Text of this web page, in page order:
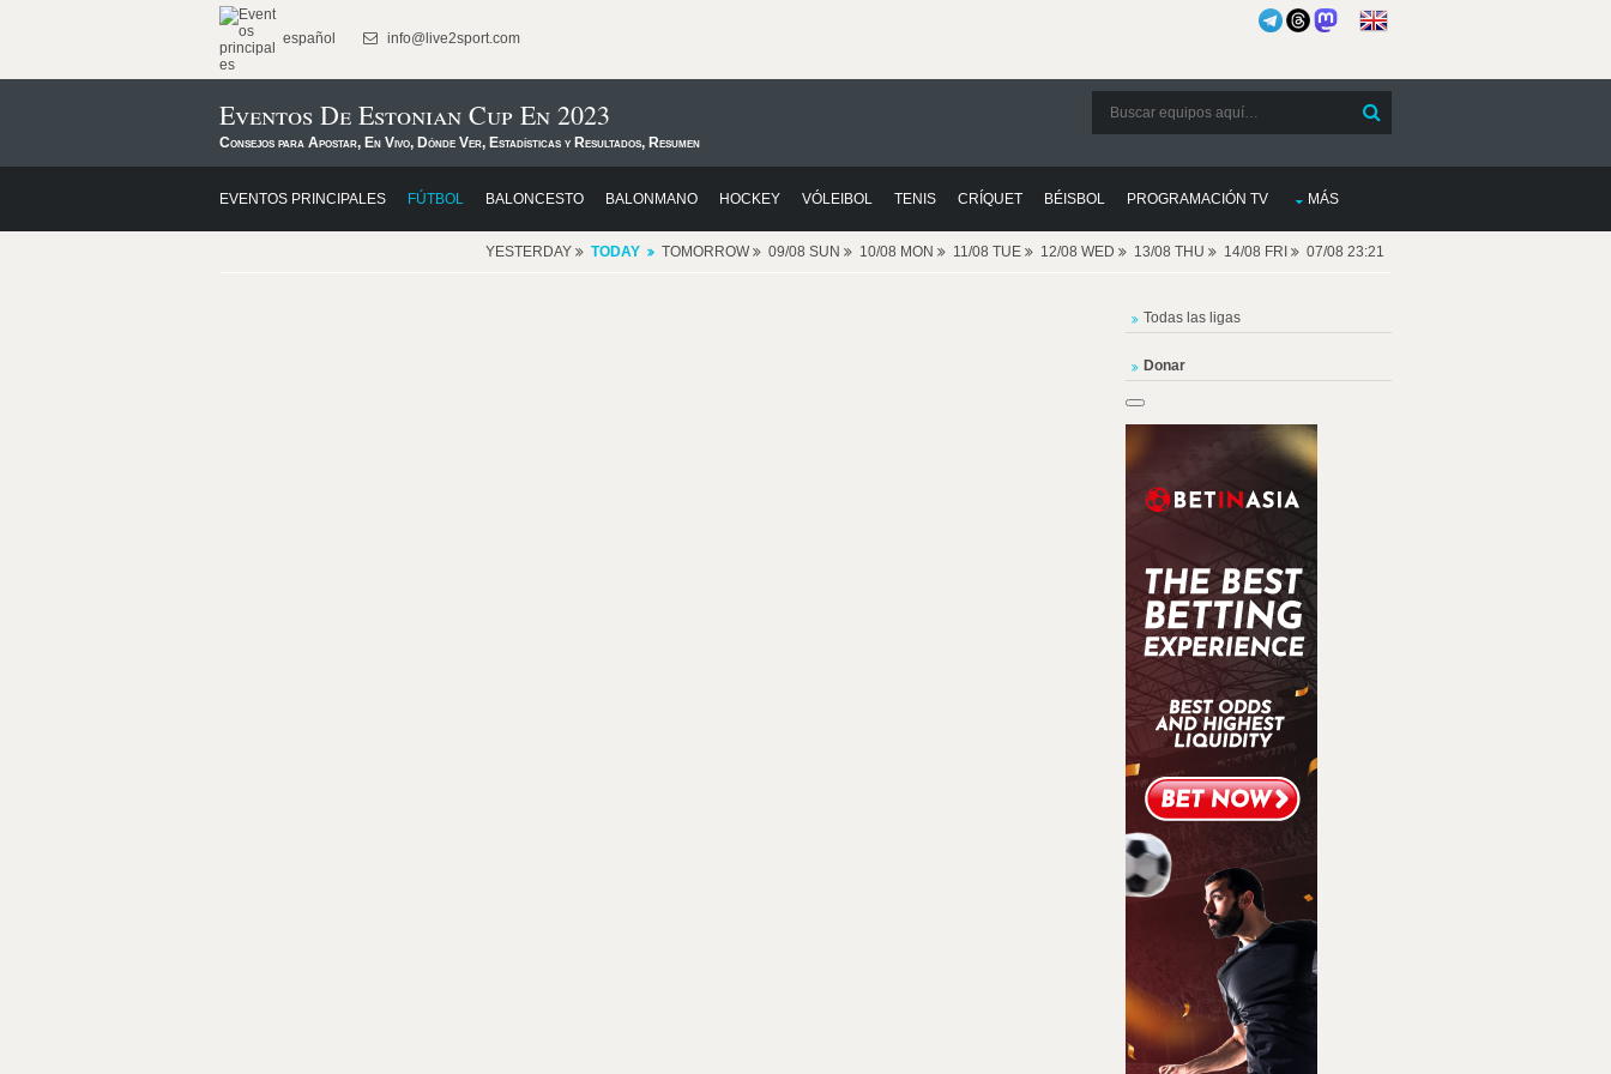
español info@live2sport.com
Eventos De Estonian Cup En 2023
Consejos para Apostar, En Vivo, Dónde Ver, Estadísticas y Resultados, Resumen
EVENTOS PRINCIPALES FÚTBOL BALONCESTO BALONMANO HOCKEY VÓLEIBOL TENIS CRÍQUET BÉISBOL PROGRAMACIÓN TV MÁS
YESTERDAY TODAY TOMORROW 09/08 SUN 10/08 MON 11/08 TUE 12/08 WED 13/08 THU 14/08 FRI 07/08 23:21
Todas las ligas
Donar